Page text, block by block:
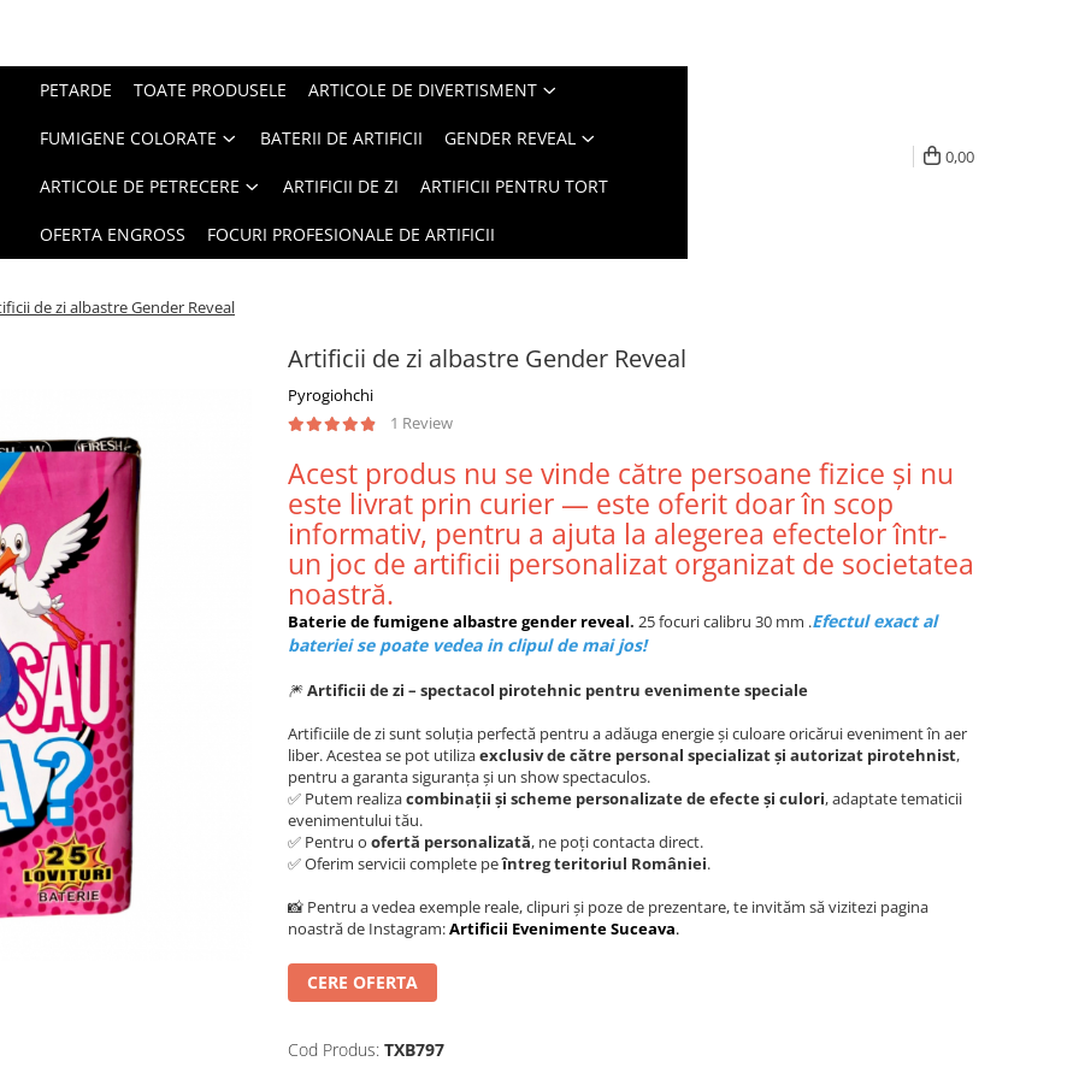
PETARDE TOATE PRODUSELE ARTICOLE DE DIVERTISMENT
FUMIGENE COLORATE BATERII DE ARTIFICII GENDER REVEAL
ARTICOLE DE PETRECERE ARTIFICII DE ZI ARTIFICII PENTRU TORT
OFERTA ENGROSS FOCURI PROFESIONALE DE ARTIFICII
0,00
de zi albastre Gender Reveal
Artificii de zi albastre Gender Reveal
Pyrogiohchi
1 Review
Acest produs nu se vinde către persoane fizice și nu
este livrat prin curier — este oferit doar în scop
informativ, pentru a ajuta la alegerea efectelor într-
un joc de artificii personalizat organizat de societatea
noastră.
Baterie de fumigene albastre gender reveal. 25 focuri calibru 30 mm .Efectul exact al
bateriei se poate vedea in clipul de mai jos!
🎆Artificii de zi – spectacol pirotehnic pentru evenimente speciale
Artificiile de zi sunt soluția perfectă pentru a adăuga energie și culoare oricărui eveniment în aer
liber. Acestea se pot utilizaexclusiv de către personal specializat și autorizat pirotehnist,
pentru a garanta siguranța și un show spectaculos.
✅ Putem realizacombinații și scheme personalizate de efecte și culori, adaptate tematicii
evenimentului tău.
✅ Pentru o ofertă personalizată, ne poți contacta direct.
✅ Oferim servicii complete peîntreg teritoriul României.
📸 Pentru a vedea exemple reale, clipuri și poze de prezentare, te invităm să vizitezi pagina
noastră de Instagram:Artificii Evenimente Suceava.
CERE OFERTA
Cod Produs: TXB797